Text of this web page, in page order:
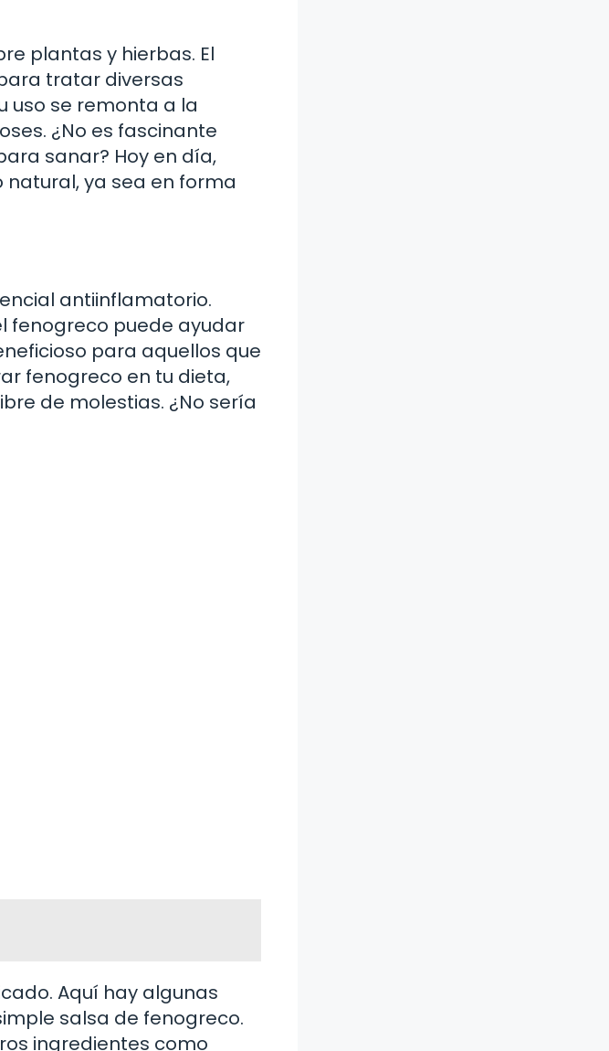
plantas y hierbas. El
tratar diversas
uso se remonta a la
¿No es fascinante
sanar? Hoy en día,
ya sea en forma
antiinflamatorio.
fenogreco puede ayudar
para aquellos que
fenogreco en tu dieta,
de molestias. ¿No sería
Aquí hay algunas
salsa de fenogreco.
ingredientes como